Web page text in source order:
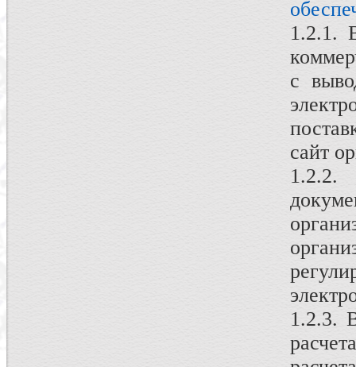
1.2.1.
с
сайт
1.2.2.
1.2.3.